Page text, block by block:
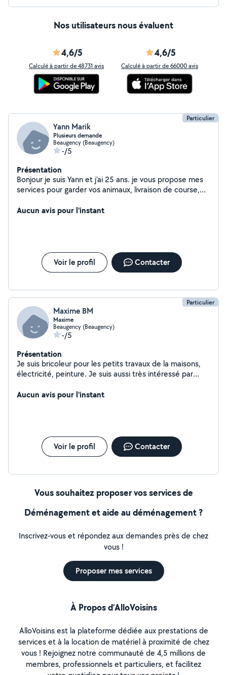
Nos utilisateurs nous évaluent
4,6/5
Calculé à partir de 48731 avis
4,6/5
Calculé à partir de 66000 avis
Particulier
Yann Marik
Plusieurs demande
Beaugency (Beaugency)
-/5
Présentation
Bonjour je suis Yann et j'ai 25 ans. je vous propose mes
services pour garder vos animaux, livraison de course,
de verts merci de me contacter
Aucun avis pour l'instant
Voir le profil Contacter
Particulier
Maxime BM
Maxime
Beaugency (Beaugency)
-/5
Présentation
Je suis bricoleur pour les petits travaux de la maisons,
électricité, peinture. Je suis aussi très intéressé par
convenir (tonte, taille des haie, entretien) A bientôt,
Aucun avis pour l'instant
Voir le profil Contacter
Vous souhaitez proposer vos services de
Déménagement et aide au déménagement ?
Inscrivez-vous et répondez aux demandes près de chez
vous !
Proposer mes services
À Propos d’AlloVoisins
AlloVoisins est la plateforme dédiée aux prestations de
services et à la location de matériel à proximité de chez
vous ! Rejoignez notre communauté de 4,5 millions de
membres, professionnels et particuliers, et facilitez